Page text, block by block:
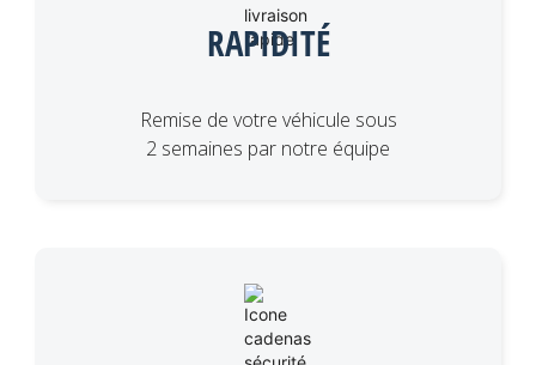
RAPIDITÉ
Remise de votre véhicule sous
2 semaines par notre équipe